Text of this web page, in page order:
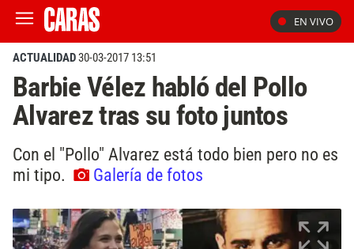
EN VIVO
ACTUALIDAD30-03-2017 13:51
Barbie Vélez habló del Pollo
Alvarez tras su foto juntos
Con el "Pollo" Alvarez está todo bien pero no es
mi tipo.
Galería de fotos